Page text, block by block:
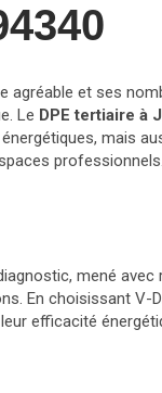
et ses
Le DPE tertiaire à
mais
mené
En choisissant V-
efficacité